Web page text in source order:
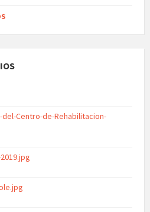
Centro-de-Rehabilitacion-